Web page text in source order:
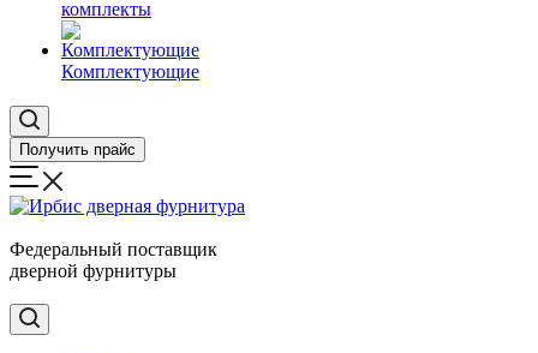
комплекты
Комплектующие
Получить прайс
Федеральный поставщик
дверной фурнитуры